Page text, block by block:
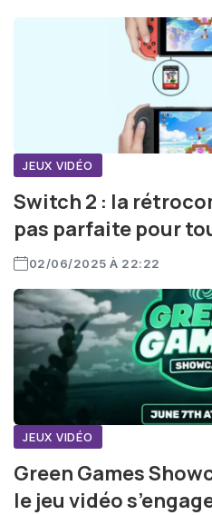
JEUX VIDÉO
Switch 2 : la
pas parfaite pour
02/06/2025 À 22:22
JEUX VIDÉO
Green Games
le jeu vidéo